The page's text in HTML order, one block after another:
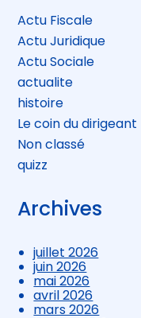
Actu Fiscale
Actu Juridique
Actu Sociale
actualite
histoire
Le coin du dirigeant
Non classé
quizz
Archives
juillet 2026
juin 2026
mai 2026
avril 2026
mars 2026